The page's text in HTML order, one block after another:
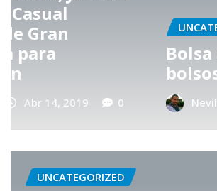
UNCATEGORIZED
Bolsa de lona de las
bolsos de hombro /
NevilleCharbonnier Abr 3,
UNCATEGORIZED